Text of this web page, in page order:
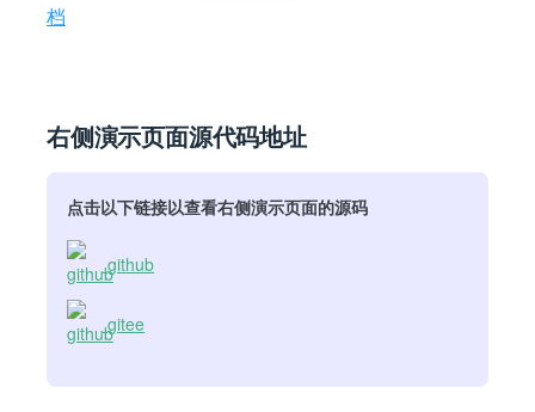
档
右侧演示页面源代码地址
点击以下链接以查看右侧演示页面的源码
github
gitee